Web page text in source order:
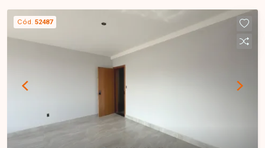
garagem em gaveta. O imóvel oferece ambientes
amplos e bem distribuídos, ideal para quem
busca conforto e funcionalidade em uma
excelente localização. Entre em contato para
mais informações e agende uma visita para
conhecer este excelente apartamento.
Cód. 52487